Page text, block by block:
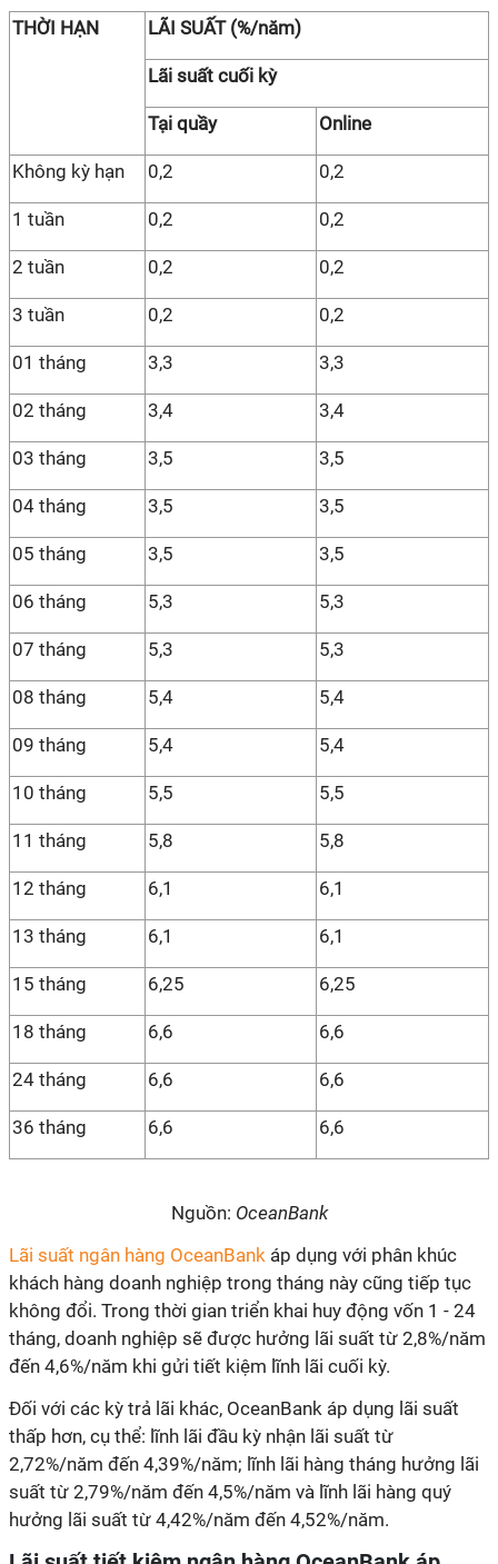
THỜI HẠN LÃI SUẤT (%/năm)
Lãi suất cuối kỳ
Tại quầy Online
Không kỳ hạn 0,2 0,2
1 tuần 0,2 0,2
2 tuần 0,2 0,2
3 tuần 0,2 0,2
01 tháng 3,3 3,3
02 tháng 3,4 3,4
03 tháng 3,5 3,5
04 tháng 3,5 3,5
05 tháng 3,5 3,5
06 tháng 5,3 5,3
07 tháng 5,3 5,3
08 tháng 5,4 5,4
09 tháng 5,4 5,4
10 tháng 5,5 5,5
11 tháng 5,8 5,8
12 tháng 6,1 6,1
13 tháng 6,1 6,1
15 tháng 6,25 6,25
18 tháng 6,6 6,6
24 tháng 6,6 6,6
36 tháng 6,6 6,6
Nguồn: OceanBank
Lãi suất ngân hàng OceanBank áp dụng với phân khúc
khách hàng doanh nghiệp trong tháng này cũng tiếp tục
không đổi. Trong thời gian triển khai huy động vốn 1 - 24
tháng, doanh nghiệp sẽ được hưởng lãi suất từ 2,8%/năm
đến 4,6%/năm khi gửi tiết kiệm lĩnh lãi cuối kỳ.
Đối với các kỳ trả lãi khác, OceanBank áp dụng lãi suất
thấp hơn, cụ thể: lĩnh lãi đầu kỳ nhận lãi suất từ
2,72%/năm đến 4,39%/năm; lĩnh lãi hàng tháng hưởng lãi
suất từ 2,79%/năm đến 4,5%/năm và lĩnh lãi hàng quý
hưởng lãi suất từ 4,42%/năm đến 4,52%/năm.